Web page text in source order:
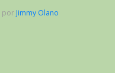
por Jimmy Olano